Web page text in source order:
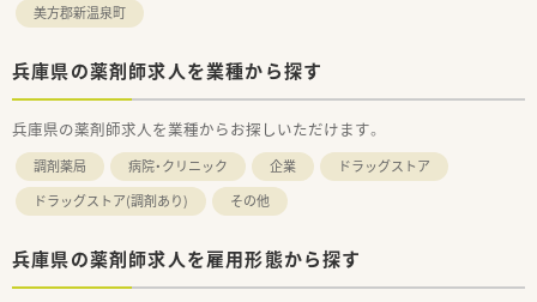
美方郡新温泉町
兵庫県の薬剤師求人を業種から探す
兵庫県の薬剤師求人を業種からお探しいただけます。
調剤薬局 病院・クリニック 企業
ドラッグストア
ドラッグストア(調剤あり)
その他
兵庫県の薬剤師求人を雇用形態から探す